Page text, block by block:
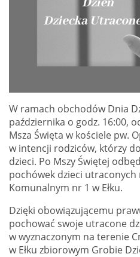
W ramach obchodów Dnia
października o godz. 16:00,
Msza Święta w kościele pw.
w intencji rodziców, którzy
dzieci. Po Mszy Świętej
pochówek dzieci utraconych
Komunalnym nr 1 w Ełku.
Dzięki obowiązującemu
pochować swoje utracone
w wyznaczonym na terenie
w Ełku zbiorowym Grobie